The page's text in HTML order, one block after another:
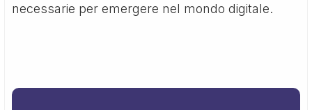
necessarie per emergere nel mondo digitale.